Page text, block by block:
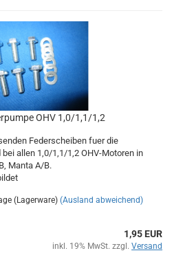
OHV 1,0/1,1/1,2
Federscheiben fuer die
allen 1,0/1,1/1,2 OHV-Motoren in
Manta A/B.
(Lagerware) (Ausland abweichend)
1,95 EUR
inkl. 19% MwSt. zzgl. Versand